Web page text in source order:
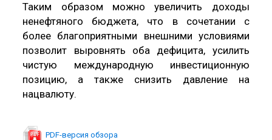
Таким образом можно увеличить доходы
ненефтяного бюджета, что в сочетании с
более благоприятными внешними условиями
позволит выровнять оба дефицита, усилить
чистую международную инвестиционную
позицию, а также снизить давление на
нацвалюту.
PDF-версия обзора